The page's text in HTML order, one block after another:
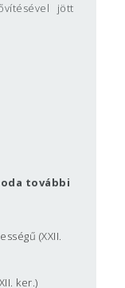
jött
minél több
Az
Közhasznú
szerzett,
kívánja
további
(XXII.
ker.)